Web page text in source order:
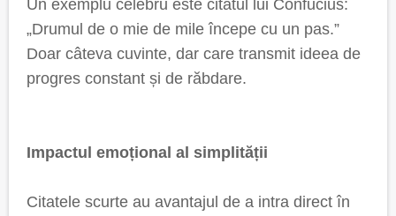
Un exemplu celebru este citatul lui Confucius:
„Drumul de o mie de mile începe cu un pas.”
Doar câteva cuvinte, dar care transmit ideea de
progres constant și de răbdare.
Impactul emoțional al simplității
Citatele scurte au avantajul de a intra direct în